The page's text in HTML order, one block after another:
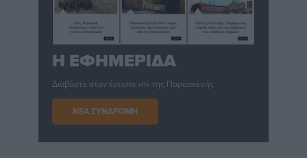
Η ΕΦΗΜΕΡΙΔΑ
Διαβάστε στον έντυπο «π» της Παρασκευής
ΝΕΑ ΣΥΝΔΡΟΜΗ